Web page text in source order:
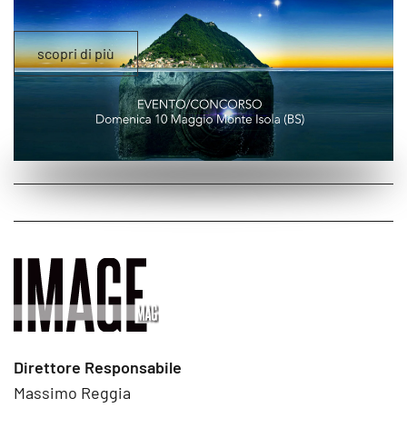
Direttore Responsabile
Massimo Reggia